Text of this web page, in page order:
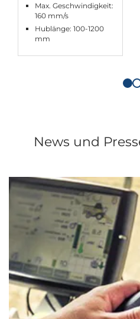
Max. Geschwindigkeit:
160 mm/s
Hublänge: 100-1200
mm
News und